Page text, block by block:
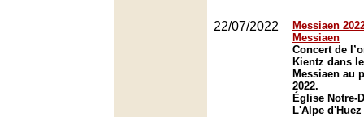
22/07/2022
Messiaen
Messiaen
Concert de
Kientz dans
Messiaen au
2022.
Église Notre-
L'Alpe d'Huez